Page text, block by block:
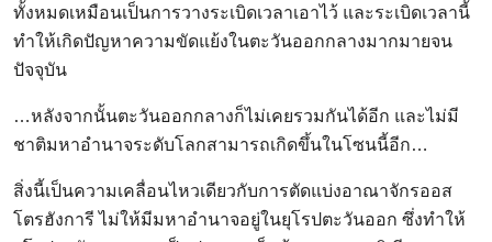
ทั้งหมดเหมือนเป็นการวางระเบิดเวลาเอาไว้ และระเบิดเวลานี้
ทำให้เกิดปัญหาความขัดแย้งในตะวันออกกลางมากมายจน
ปัจจุบัน
…หลังจากนั้นตะวันออกกลางก็ไม่เคยรวมกันได้อีก และไม่มี
ชาติมหาอำนาจระดับโลกสามารถเกิดขึ้นในโซนนี้อีก…
สิ่งนี้เป็นความเคลื่อนไหวเดียวกับการตัดแบ่งอาณาจักรออส
โตรฮังการี ไม่ให้มีมหาอำนาจอยู่ในยุโรปตะวันออก ซึ่งทำให้